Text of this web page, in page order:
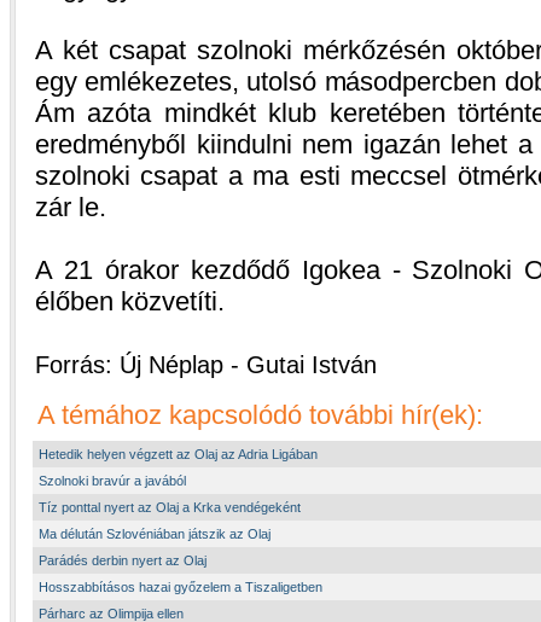
A két csapat szolnoki mérkőzésén
egy emlékezetes, utolsó másodpercben
Ám azóta mindkét klub keretében
eredményből kiindulni nem igazán lehet
szolnoki csapat a ma esti meccsel
zár le.
A 21 órakor kezdődő Igokea - Szolnoki
élőben közvetíti.
Forrás: Új Néplap - Gutai István
A témához kapcsolódó további hír(ek):
Hetedik helyen végzett az Olaj az Adria Ligában
Szolnoki bravúr a javából
Tíz ponttal nyert az Olaj a Krka vendégeként
Ma délután Szlovéniában játszik az Olaj
Parádés derbin nyert az Olaj
Hosszabbításos hazai győzelem a Tiszaligetben
Párharc az Olimpija ellen